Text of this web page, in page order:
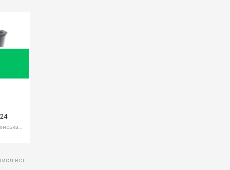
Спортивні окуляри ONRIDE 2024 Українська ТМ ONRIDE представила наступні моделі велоокулярів: Окуляри ONRIDE Style ANSI Z87+ матово чорні з лінзами димчасті (17%) Окуляри ONRIDE Style ANSI Z87+ матово чорні з лінзами Photochromic
ВСІ